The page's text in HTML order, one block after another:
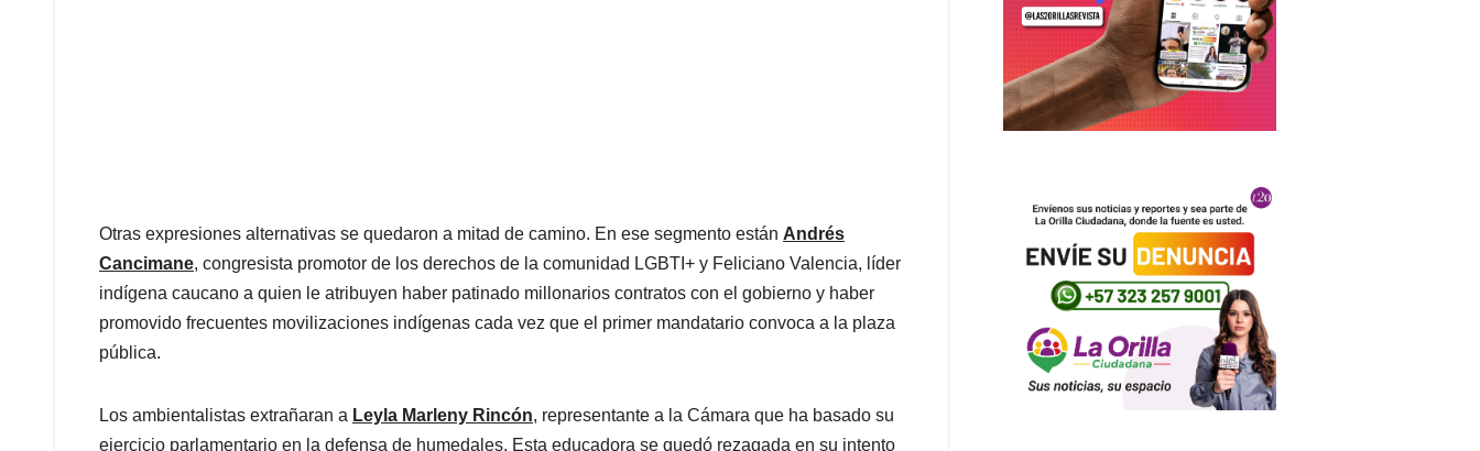
Otras expresiones alternativas se quedaron a mitad de camino. En ese segmento están Andrés
Cancimane, congresista promotor de los derechos de la comunidad LGBTI+ y Feliciano Valencia, líder
indígena caucano a quien le atribuyen haber patinado millonarios contratos con el gobierno y haber
promovido frecuentes movilizaciones indígenas cada vez que el primer mandatario convoca a la plaza
pública.
Los ambientalistas extrañaran a Leyla Marleny Rincón, representante a la Cámara que ha basado su
ejercicio parlamentario en la defensa de humedales. Esta educadora se quedó rezagada en su intento